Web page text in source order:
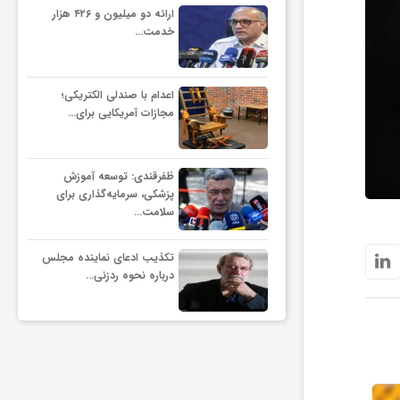
ارائه دو میلیون و ۴۲۶ هزار
خدمت…
اعدام با صندلی الکتریکی؛
مجازات آمریکایی برای…
ظفرقندی: توسعه آموزش
پزشکی، سرمایه‌گذاری برای
سلامت…
تکذیب ادعای نماینده مجلس
درباره نحوه ردزنی…